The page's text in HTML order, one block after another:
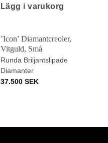
Lägg i varukorg
’Icon’ Diamantcreoler,
Vitguld, Små
Runda Briljantslipade
Diamanter
37.500 SEK